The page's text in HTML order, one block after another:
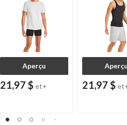
Aperçu
21,97 $ et+ 21,97 $